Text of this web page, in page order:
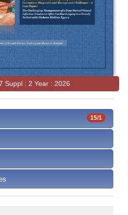
Suppl : 2 Year : 2026
15/1